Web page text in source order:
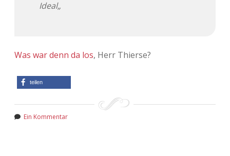
Ideal„
Was war denn da los, Herr Thierse?
teilen
Ein Kommentar